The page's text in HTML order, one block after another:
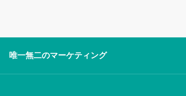
唯一無二のマーケティング